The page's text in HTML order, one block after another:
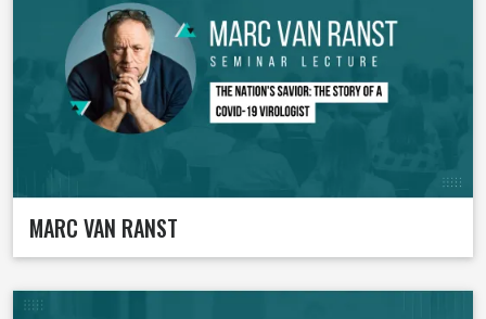
MARC VAN RANST